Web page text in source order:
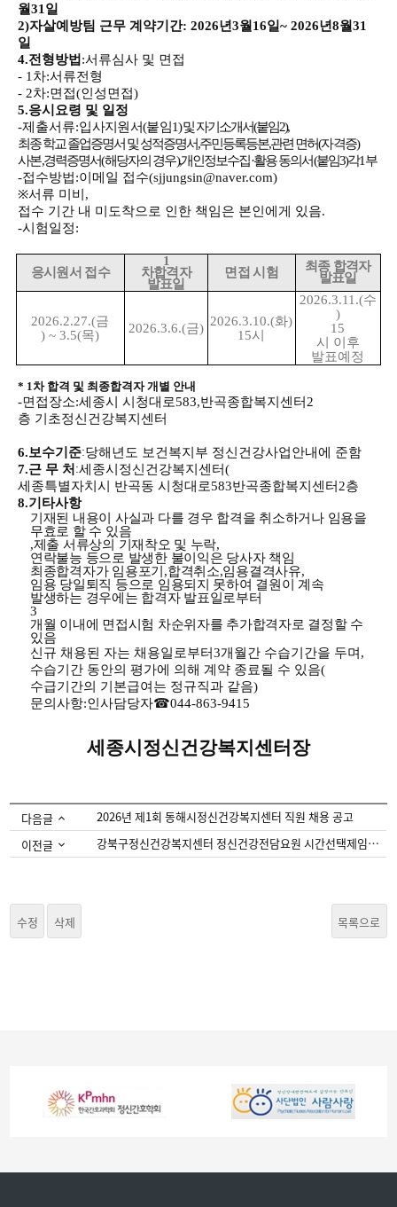
월31 일
2)자살예방팀 근무 계약기간: 2026년3월 16일~ 2026년8월31
일
4.전형방법 :서류심사 및 면접
- 1 차:서류전형
- 2차:면접(인성면접)
5.응시 요령 및 일정
-제출서류:입사지원서(붙임1)및 자기소개서(붙임2),
최종 학교 졸업증명서 및 성적증명서,주민등록등본,관련 면허(자격증)
사본,경력증명서(해당자의 경우),개인정보수집·활용 동의서(붙임3)각1부
-접수방법:이메일 접수(sjjungsin@naver.com)
※서류 미비 ,
접수 기간 내 미도착으로 인한 책임은 본인에게 있음.
-시험일정:
응시원서 접수
1
차합격자
발표일
면접 시험
최종 합격자
발표일
2026.2.27.(금
) ~ 3.5(목) 2026.3.6.(금) 2026.3.10.(화)
15시
2026.3.11.(수
)
15
시 이후
발표예정
* 1 차 합격 및 최종합격자 개별 안내
-면접장소:세종시 시청대로583,반곡종합복지센터 2
층 기초정신건강복지센터
6.보수기준:당해년도 보건복지부 정신건강사업안내에 준함
7.근 무 처 :세종시정신건강복지센터(
세종특별자치시 반곡동 시청대로583반곡종합복지센터 2층
8.기타사항
기재된 내용이 사실과 다를 경우 합격을 취소하거나 임용을
무효로 할 수 있음
,제출 서류상의 기재착오 및 누락,
연락불능 등으로 발생한 불이익은 당사자 책임
최종합격자가 임용포기 ,합격취소,임용결격사유,
임용 당일퇴직 등으로 임용되지 못하여 결원이 계속
발생하는 경우에는 합격자 발표일로부터
3
개월 이내에 면접시험 차순위자를 추가합격자로 결정할 수
있음
신규 채용된 자는 채용일로부터3개월간 수습기간을 두며 ,
수습기간 동안의 평가에 의해 계약 종료될 수 있음(
수급기간의 기본급여는 정규직과 같음)
문의사항:인사담당자☎044-863-9415
세종시정신건강복지센터장
다음글
2026년 제1회 동해시정신건강복지센터 직원 채용 공고
이전글
강북구정신건강복지센터 정신건강전담요원 시간선택제임기제공무원 경력경쟁임용시험 ...
수정 삭제 목록으로